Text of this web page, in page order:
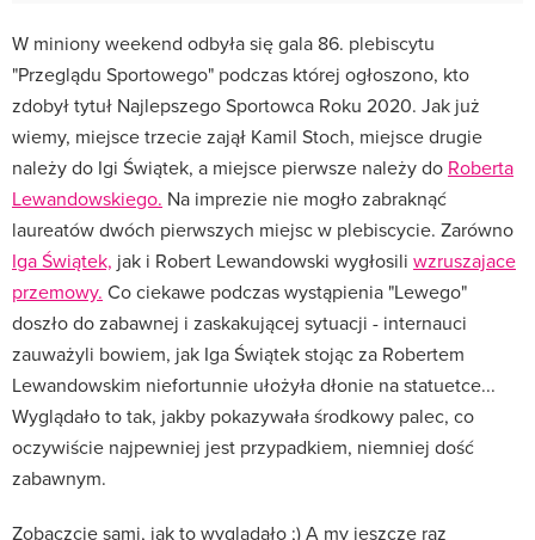
W miniony weekend odbyła się gala 86. plebiscytu
"Przeglądu Sportowego" podczas której ogłoszono, kto
zdobył tytuł Najlepszego Sportowca Roku 2020. Jak już
wiemy, miejsce trzecie zajął Kamil Stoch, miejsce drugie
należy do Igi Świątek, a miejsce pierwsze należy do Roberta
Lewandowskiego. Na imprezie nie mogło zabraknąć
laureatów dwóch pierwszych miejsc w plebiscycie. Zarówno
Iga Świątek, jak i Robert Lewandowski wygłosili wzruszajace
przemowy. Co ciekawe podczas wystąpienia "Lewego"
doszło do zabawnej i zaskakującej sytuacji - internauci
zauważyli bowiem, jak Iga Świątek stojąc za Robertem
Lewandowskim niefortunnie ułożyła dłonie na statuetce...
Wyglądało to tak, jakby pokazywała środkowy palec, co
oczywiście najpewniej jest przypadkiem, niemniej dość
zabawnym.
Zobaczcie sami, jak to wyglądało ;) A my jeszcze raz